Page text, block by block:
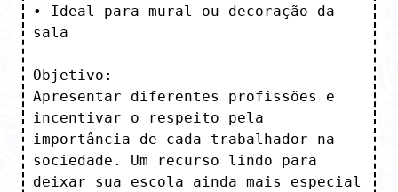
• Ideal para mural ou decoração da
sala
Objetivo:
Apresentar diferentes profissões e
incentivar o respeito pela
importância de cada trabalhador na
sociedade. Um recurso lindo para
deixar sua escola ainda mais especial